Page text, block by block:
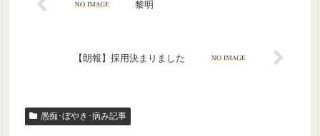
黎明
【朗報】採用決まりました
愚痴･ぼやき･病み記事